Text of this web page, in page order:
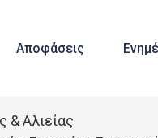
Αποφάσεις
& Αλιείας